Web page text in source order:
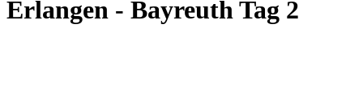
Erlangen - Bayreuth Tag 2